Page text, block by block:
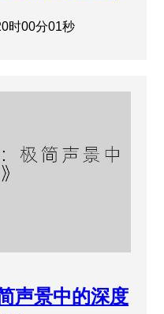
时00分01秒
声景中的深度